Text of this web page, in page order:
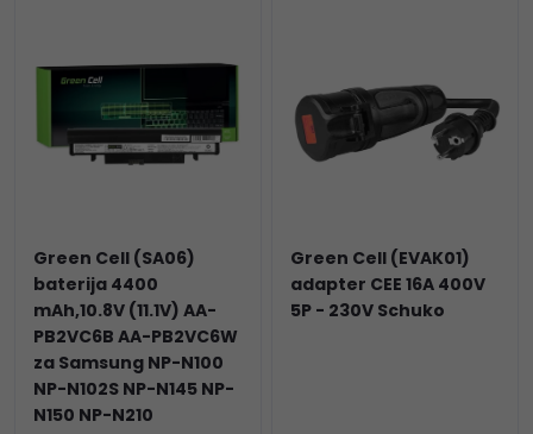
Green Cell (SA06)
baterija 4400
mAh,10.8V (11.1V) AA-
PB2VC6B AA-PB2VC6W
za Samsung NP-N100
NP-N102S NP-N145 NP-
N150 NP-N210
Green Cell (EVAK01)
adapter CEE 16A 400V
5P - 230V Schuko